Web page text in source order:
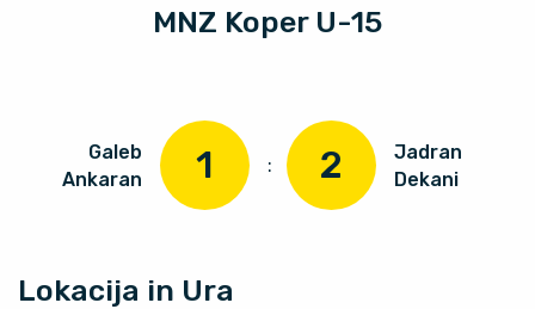
MNZ Koper U-15
Galeb
Ankaran
1 : 2
Jadran
Dekani
Lokacija in Ura